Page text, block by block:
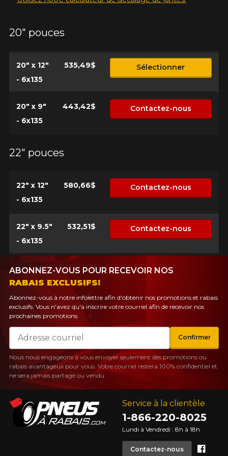
20" pouces
20" x 12"
- 6x135
535,49$ Sélectionner
20" x 9"
- 6x135
443,42$ Contactez-nous
22" pouces
22" x 12"
- 6x135
580,66$ Contactez-nous
22" x 9.5"
- 6x135
532,51$ Contactez-nous
Service à la clientèle
1-866-220-8025
Lundi à Vendredi : 8h à 18h
Contactez-nous
ABONNEZ-VOUS POUR RECEVOIR NOS
RABAIS EXCLUSIFS!
Abonnez-vous à notre infolettre afin d'obtenir nos promotions et rabais
exclusifs. Vous n'avez qu'à inscrire votre courriel afin de recevoir nos
prochaines promotions.
Courriel
Confirmer
Nous nous engageons à vous envoyer seulement des promotions ou
rabais avantageux pour vous. Votre courriel restera 100% confidentiel et
ne sera jamais partagé ou vendu.